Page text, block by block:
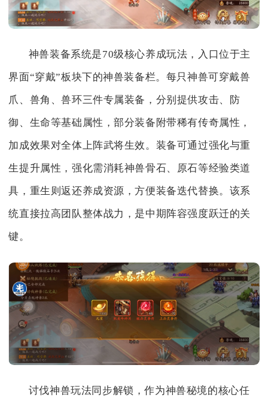
神兽装备系统是70级核心养成玩法，入口位于主
界面“穿戴”板块下的神兽装备栏。每只神兽可穿戴兽
爪、兽角、兽环三件专属装备，分别提供攻击、防
御、生命等基础属性，部分装备附带稀有传奇属性，
加成效果对全体上阵武将生效。装备可通过强化与重
生提升属性，强化需消耗神兽骨石、原石等经验类道
具，重生则返还养成资源，方便装备迭代替换。该系
统直接拉高团队整体战力，是中期阵容强度跃迁的关
键。
讨伐神兽玩法同步解锁，作为神兽秘境的核心任